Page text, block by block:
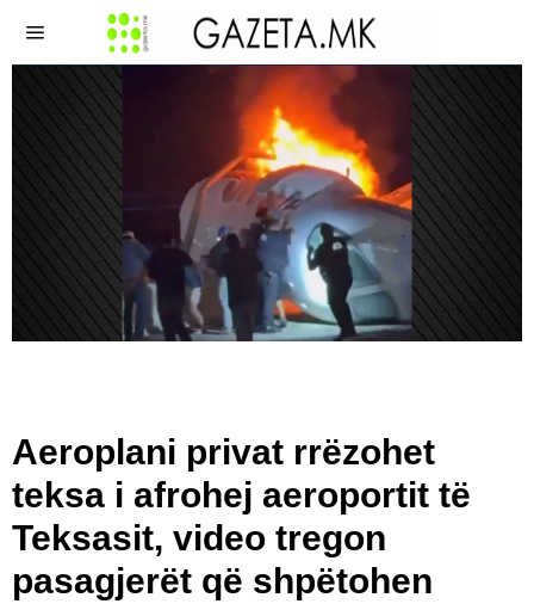
Aeroplani privat rrëzohet
teksa i afrohej aeroportit të
Teksasit, video tregon
pasagjerët që shpëtohen